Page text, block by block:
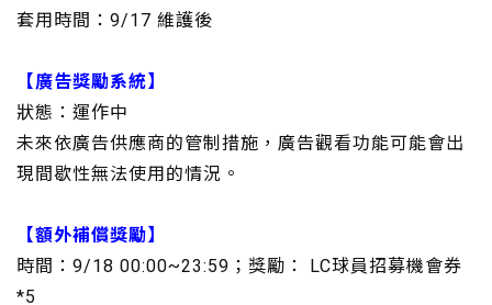
套用時間：9/17 維護後
【廣告獎勵系統】
狀態：運作中
未來依廣告供應商的管制措施，廣告觀看功能可能會出
現間歇性無法使用的情況。
【額外補償獎勵】
時間：9/18 00:00~23:59；獎勵：
LC球員招募機會券
*5